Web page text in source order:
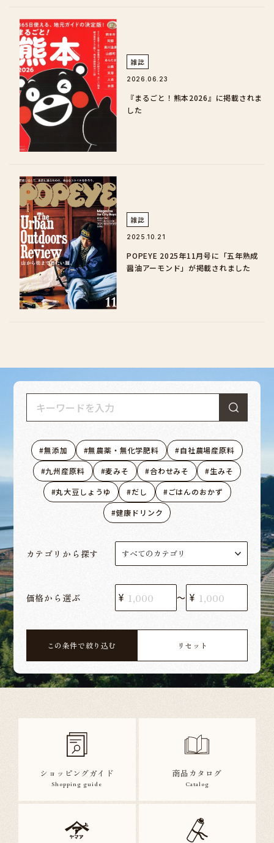
雑誌
2026.06.23
『まるごと！熊本2026』に掲載されま
した
雑誌
2025.10.21
POPEYE 2025年11月号に「五年熟成
醤油アーモンド」が掲載されました
無添加 無農薬・無化学肥料
自社農場産原料
九州産原料
麦みそ 合わせみそ
生みそ
丸大豆しょうゆ
だし
ごはんのおかず
健康ドリンク
カテゴリから探す
価格から選ぶ 〜
この条件で絞り込む リセット
ショッピングガイド
Shopping guide
商品カタログ
Catalog